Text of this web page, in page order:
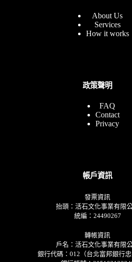
About Us
Services
How it works
政策聲明
FAQ
Contact
Privacy
帳戶資訊
發票資訊
抬頭：活石文化事業有限
統編：24490267
轉帳資訊
戶名：活石文化事業有限
銀行代碼：012（台北富邦銀行忠